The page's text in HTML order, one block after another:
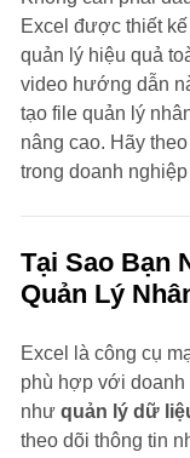
Excel được thiết
quản lý hiệu quả
video hướng dẫn
tạo file quản lý
nâng cao. Hãy
trong doanh
Tại Sao Bạn
Quản Lý
Excel là công cụ
phù hợp với doanh
như quản lý dữ
theo dõi thông tin